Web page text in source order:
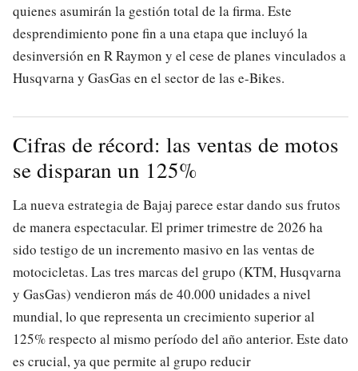
quienes asumirán la gestión total de la firma. Este
desprendimiento pone fin a una etapa que incluyó la
desinversión en R Raymon y el cese de planes vinculados a
Husqvarna y GasGas en el sector de las e-Bikes.
Cifras de récord: las ventas de motos
se disparan un 125%
La nueva estrategia de Bajaj parece estar dando sus frutos
de manera espectacular. El primer trimestre de 2026 ha
sido testigo de un incremento masivo en las ventas de
motocicletas. Las tres marcas del grupo (KTM, Husqvarna
y GasGas) vendieron más de 40.000 unidades a nivel
mundial, lo que representa un crecimiento superior al
125% respecto al mismo período del año anterior. Este dato
es crucial, ya que permite al grupo reducir